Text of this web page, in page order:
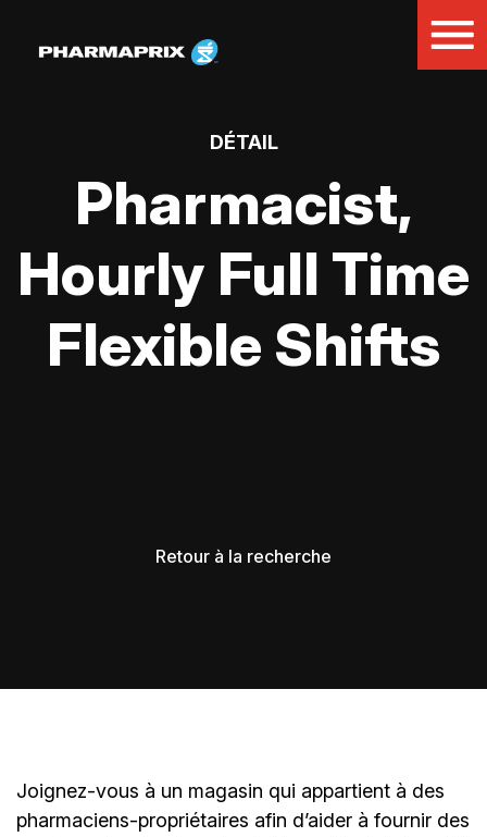
DÉTAIL
Pharmacist,
Hourly Full Time
Flexible Shifts
Retour à la recherche
Joignez-vous à un magasin qui appartient à des
pharmaciens-propriétaires afin d’aider à fournir des